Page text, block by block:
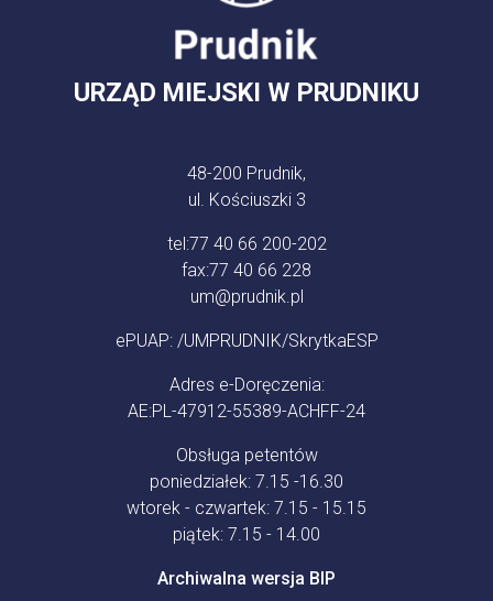
URZĄD MIEJSKI W PRUDNIKU
48-200 Prudnik,
ul. Kościuszki 3
tel:77 40 66 200-202
fax:77 40 66 228
um@prudnik.pl
ePUAP: /UMPRUDNIK/SkrytkaESP
Adres e-Doręczenia:
AE:PL-47912-55389-ACHFF-24
Obsługa petentów
poniedziałek: 7.15 -16.30
wtorek - czwartek: 7.15 - 15.15
piątek: 7.15 - 14.00
Archiwalna wersja BIP